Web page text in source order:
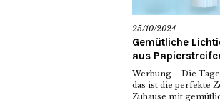
25/10/2024
Gemütliche
aus
Werbung – Die
das ist die perfekte
Zuhause mit